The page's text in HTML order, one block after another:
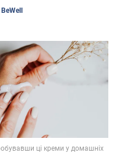
BeWell
ці креми у домашніх